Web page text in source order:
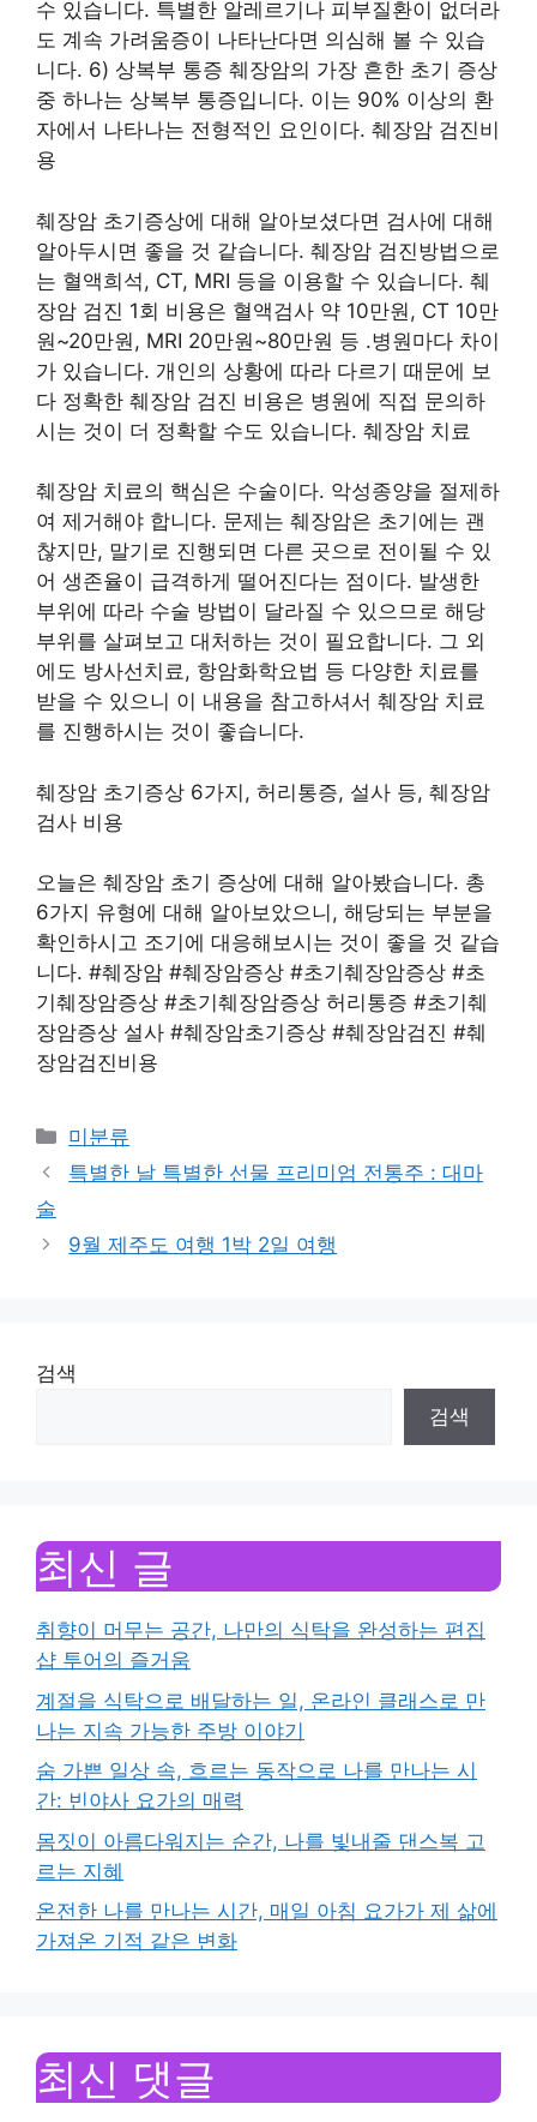
수 있습니다. 특별한 알레르기나 피부질환이 없더라
도 계속 가려움증이 나타난다면 의심해 볼 수 있습
니다. 6) 상복부 통증 췌장암의 가장 흔한 초기 증상
중 하나는 상복부 통증입니다. 이는 90% 이상의 환
자에서 나타나는 전형적인 요인이다. 췌장암 검진비
용
췌장암 초기증상에 대해 알아보셨다면 검사에 대해
알아두시면 좋을 것 같습니다. 췌장암 검진방법으로
는 혈액희석, CT, MRI 등을 이용할 수 있습니다. 췌
장암 검진 1회 비용은 혈액검사 약 10만원, CT 10만
원~20만원, MRI 20만원~80만원 등 .병원마다 차이
가 있습니다. 개인의 상황에 따라 다르기 때문에 보
다 정확한 췌장암 검진 비용은 병원에 직접 문의하
시는 것이 더 정확할 수도 있습니다. 췌장암 치료
췌장암 치료의 핵심은 수술이다. 악성종양을 절제하
여 제거해야 합니다. 문제는 췌장암은 초기에는 괜
찮지만, 말기로 진행되면 다른 곳으로 전이될 수 있
어 생존율이 급격하게 떨어진다는 점이다. 발생한
부위에 따라 수술 방법이 달라질 수 있으므로 해당
부위를 살펴보고 대처하는 것이 필요합니다. 그 외
에도 방사선치료, 항암화학요법 등 다양한 치료를
받을 수 있으니 이 내용을 참고하셔서 췌장암 치료
를 진행하시는 것이 좋습니다.
췌장암 초기증상 6가지, 허리통증, 설사 등, 췌장암
검사 비용
오늘은 췌장암 초기 증상에 대해 알아봤습니다. 총
6가지 유형에 대해 알아보았으니, 해당되는 부분을
확인하시고 조기에 대응해보시는 것이 좋을 것 같습
니다. #췌장암 #췌장암증상 #초기췌장암증상 #초
기췌장암증상 #초기췌장암증상 허리통증 #초기췌
장암증상 설사 #췌장암초기증상 #췌장암검진 #췌
장암검진비용
Categories
미분류
특별한 날 특별한 선물 프리미엄 전통주 : 대마
술
9월 제주도 여행 1박 2일 여행
검색
검색
최신 글
취향이 머무는 공간, 나만의 식탁을 완성하는 편집
샵 투어의 즐거움
계절을 식탁으로 배달하는 일, 온라인 클래스로 만
나는 지속 가능한 주방 이야기
숨 가쁜 일상 속, 흐르는 동작으로 나를 만나는 시
간: 빈야사 요가의 매력
몸짓이 아름다워지는 순간, 나를 빛내줄 댄스복 고
르는 지혜
온전한 나를 만나는 시간, 매일 아침 요가가 제 삶에
가져온 기적 같은 변화
최신 댓글